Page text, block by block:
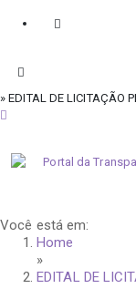
» EDITAL DE LICITAÇÃO
Você está em:
Home
»
EDITAL DE